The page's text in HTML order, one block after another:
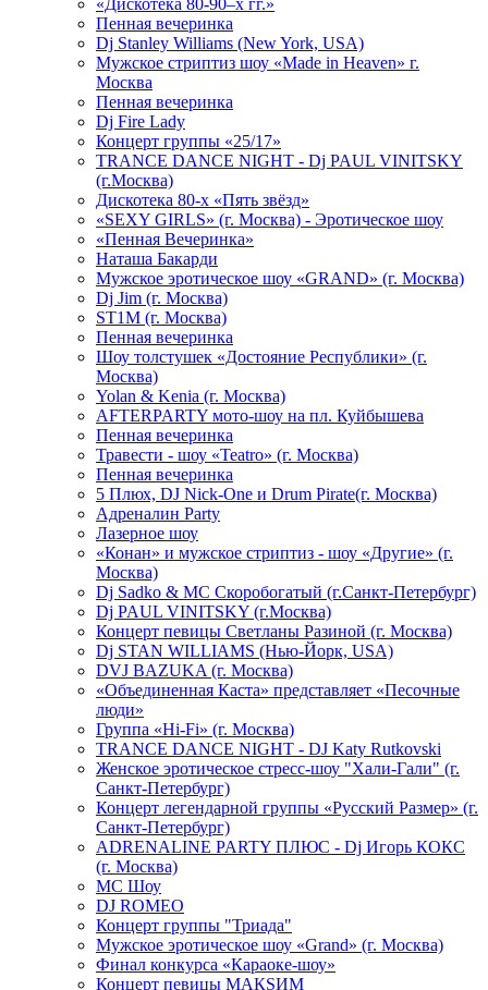
«Дискотека 80-90–х гг.»
Пенная вечеринка
Dj Stanley Williams (New York, USA)
Мужское стриптиз шоу «Made in Heaven» г.
Москва
Пенная вечеринка
Dj Fire Lady
Концерт группы «25/17»
TRANCE DANCE NIGHT - Dj PAUL VINITSKY
(г.Москва)
Дискотека 80-х «Пять звёзд»
«SEXY GIRLS» (г. Москва) - Эротическое шоу
«Пенная Вечеринка»
Hаташа Бакарди
Мужское эротическое шоу «GRAND» (г. Москва)
Dj Jim (г. Москва)
ST1M (г. Москва)
Пенная вечеринка
Шоу толстушек «Достояние Республики» (г.
Москва)
Yolan & Kenia (г. Москва)
AFTERPARTY мото-шоу на пл. Куйбышева
Пенная вечеринка
Травести - шоу «Teatro» (г. Москва)
Пенная вечеринка
5 Плюх, DJ Nick-One и Drum Pirate(г. Москва)
Адреналин Party
Лазерное шоу
«Конан» и мужское стриптиз - шоу «Другие» (г.
Москва)
Dj Sadko & МС Скоробогатый (г.Санкт-Петербург)
Dj PAUL VINITSKY (г.Москва)
Концерт певицы Светланы Разиной (г. Москва)
Dj STAN WILLIAMS (Нью-Йорк, USA)
DVJ BAZUKA (г. Москва)
«Объединенная Каста» представляет «Песочные
люди»
Группа «Hi-Fi» (г. Москва)
TRANCE DANCE NIGHT - DJ Katy Rutkovski
Женское эротическое стресс-шоу "Хали-Гали" (г.
Санкт-Петербург)
Концерт легендарной группы «Русский Размер» (г.
Санкт-Петербург)
ADRENALINE PARTY ПЛЮС - Dj Игорь КОКС
(г. Москва)
MC Шоу
DJ ROMEO
Концерт группы "Триада"
Мужское эротическое шоу «Grand» (г. Москва)
Финал конкурса «Караоке-шоу»
Концерт певицы МАКSИМ